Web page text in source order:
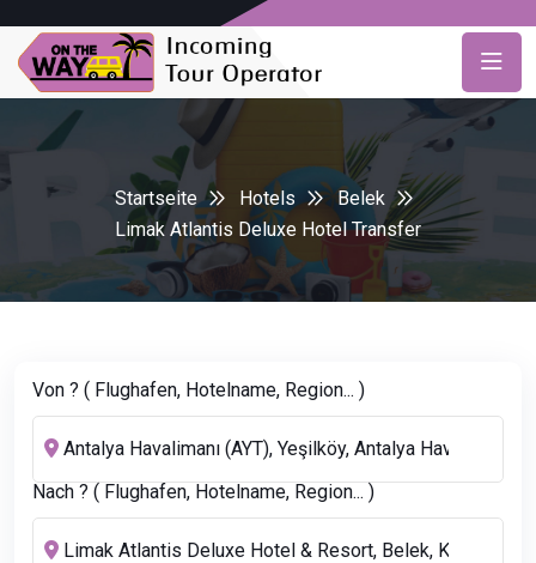
Startseite Hotels
Belek
Limak Atlantis Deluxe Hotel Transfer
Von ? ( Flughafen, Hotelname, Region... )
Nach ? ( Flughafen, Hotelname, Region... )